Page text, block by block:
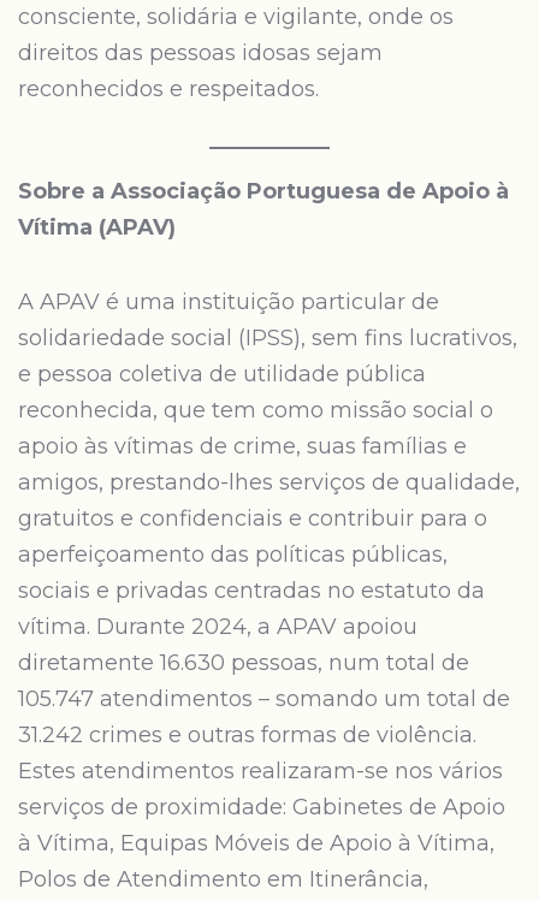
consciente, solidária e vigilante, onde os
direitos das pessoas idosas sejam
reconhecidos e respeitados.
Sobre a Associação Portuguesa de Apoio à
Vítima (APAV)
A APAV é uma instituição particular de
solidariedade social (IPSS), sem fins lucrativos,
e pessoa coletiva de utilidade pública
reconhecida, que tem como missão social o
apoio às vítimas de crime, suas famílias e
amigos, prestando-lhes serviços de qualidade,
gratuitos e confidenciais e contribuir para o
aperfeiçoamento das políticas públicas,
sociais e privadas centradas no estatuto da
vítima. Durante 2024, a APAV apoiou
diretamente 16.630 pessoas, num total de
105.747 atendimentos – somando um total de
31.242 crimes e outras formas de violência.
Estes atendimentos realizaram-se nos vários
serviços de proximidade: Gabinetes de Apoio
à Vítima, Equipas Móveis de Apoio à Vítima,
Polos de Atendimento em Itinerância,